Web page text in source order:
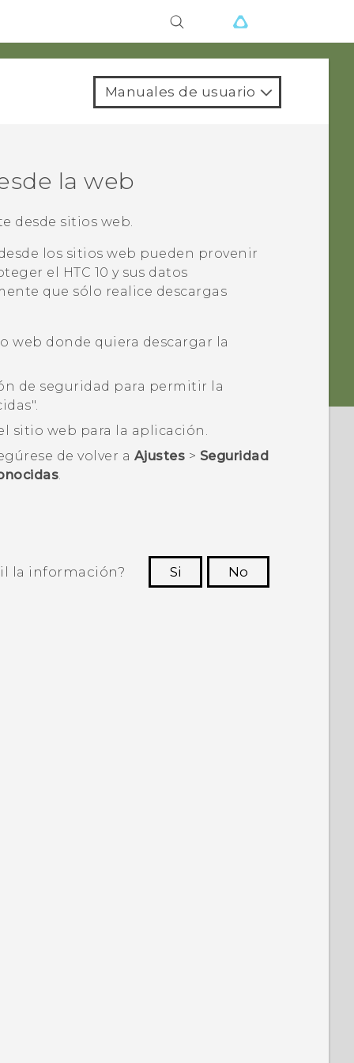
Manuales de usuario
la web
desde sitios web.
los sitios web pueden provenir
el
HTC 10 y sus datos
que sólo realice descargas
web donde quiera descargar la
de seguridad para permitir la
sitio web para la aplicación.
de volver a Ajustes > Seguridad
.
la información? Si
No